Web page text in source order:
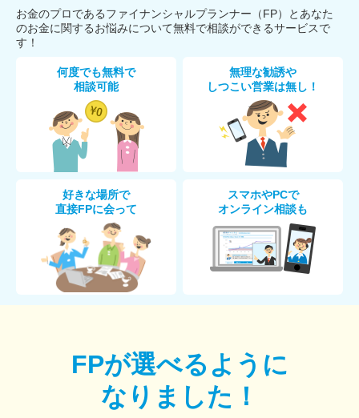
お金のプロであるファイナンシャルプランナー（FP）とあなた
のお金に関するお悩みについて無料で相談ができるサービスで
す！
何度でも無料で
相談可能
無理な勧誘や
しつこい営業は無し！
好きな場所で
直接FPに会って
スマホやPCで
オンライン相談も
FPが選べるように
なりました！